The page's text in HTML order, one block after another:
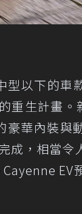
以下的車
重生計畫。
豪華內裝與
成，相當令
EV